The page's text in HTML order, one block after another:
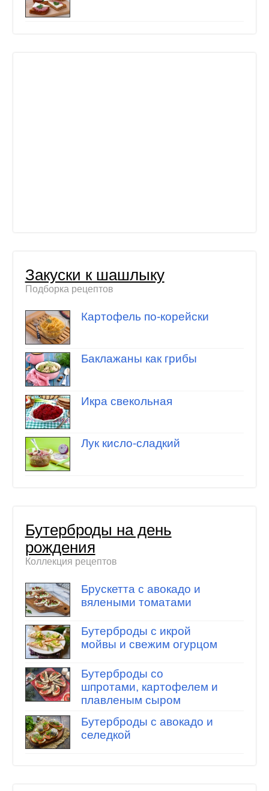
Закуски к шашлыку
Подборка рецептов
Картофель по-корейски
Баклажаны как грибы
Икра свекольная
Лук кисло-сладкий
Бутерброды на день
рождения
Коллекция рецептов
Брускетта с авокадо и
вялеными томатами
Бутерброды с икрой
мойвы и свежим огурцом
Бутерброды со
шпротами, картофелем и
плавленым сыром
Бутерброды с авокадо и
селедкой